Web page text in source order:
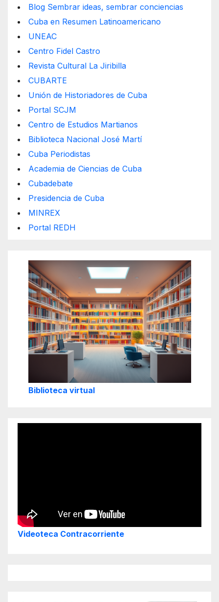
Blog Sembrar ideas, sembrar conciencias
Cuba en Resumen Latinoamericano
UNEAC
Centro Fidel Castro
Revista Cultural La Jiribilla
CUBARTE
Unión de Historiadores de Cuba
Portal SCJM
Centro de Estudios Martianos
Biblioteca Nacional José Martí
Cuba Periodistas
Academia de Ciencias de Cuba
Cubadebate
Presidencia de Cuba
MINREX
Portal REDH
Biblioteca virtual
Videoteca Contracorriente